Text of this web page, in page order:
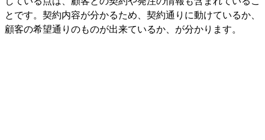
とです。契約内容が分かるため、契約通りに動けているか、
顧客の希望通りのものが出来ているか、が分かります。